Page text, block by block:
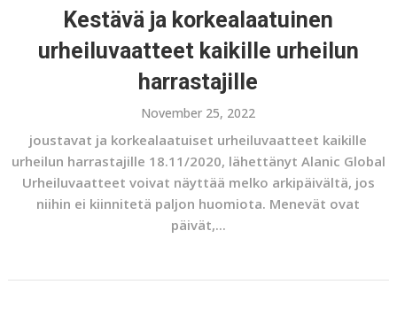
Kestävä ja korkealaatuinen
urheiluvaatteet kaikille urheilun
harrastajille
November 25, 2022
joustavat ja korkealaatuiset urheiluvaatteet kaikille
urheilun harrastajille 18.11/2020, lähettänyt Alanic Global
Urheiluvaatteet voivat näyttää melko arkipäivältä, jos
niihin ei kiinnitetä paljon huomiota. Menevät ovat
päivät,...